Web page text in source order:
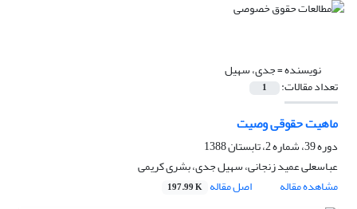
نویسنده =جدی، سهیل
تعداد مقالات: 1
ماهیت حقوقی وصیت
دوره 39، شماره 2، تابستان 1388
عباسعلی عمید زنجانی، سهیل جدی، بشری کریمی
مشاهده مقاله
اصل مقاله 197.99 K